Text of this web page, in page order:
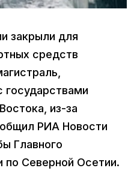
закрыли для
средств
из-за
РИА Новости
Главного
по Северной Осетии.